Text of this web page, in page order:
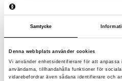
Samtycke
Denna webbplats använder cookies
Vi använder enhetsidentifierare för att anpassa
användarna, tillhandahålla funktioner för
vidarebefordrar även sådana identifierare och